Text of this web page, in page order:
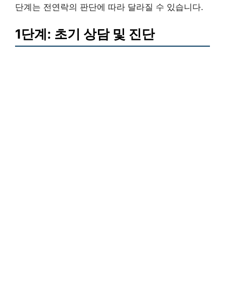
단계는 전연락의 판단에 따라 달라질 수 있습니다.
1단계: 초기 상담 및 진단